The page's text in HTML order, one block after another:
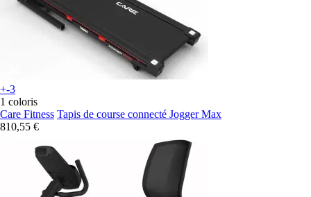
+-3
1 coloris
Care Fitness Tapis de course connecté Jogger Max
810,55 €